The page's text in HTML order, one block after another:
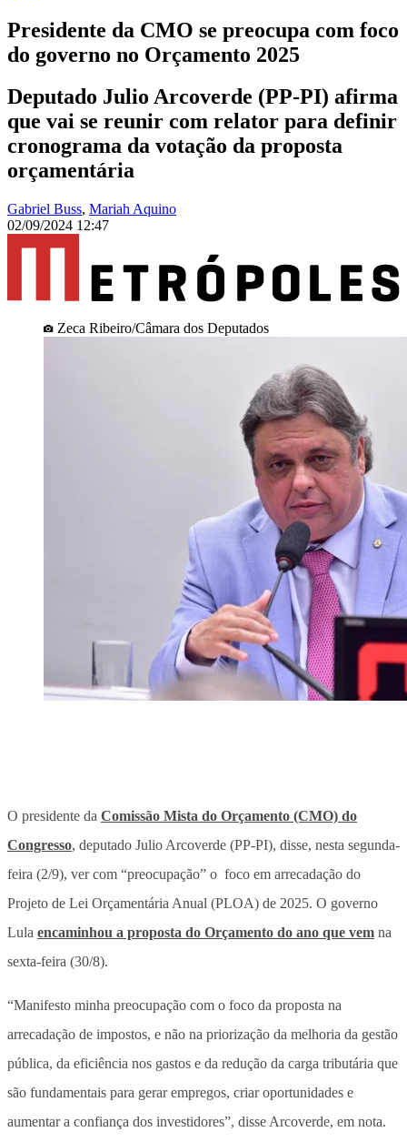
Presidente da CMO se preocupa com foco
do governo no Orçamento 2025
Deputado Julio Arcoverde (PP-PI) afirma
que vai se reunir com relator para definir
cronograma da votação da proposta
orçamentária
Gabriel Buss, Mariah Aquino
02/09/2024 12:47
Zeca Ribeiro/Câmara dos Deputados
O presidente da Comissão Mista do Orçamento (CMO) do
Congresso, deputado Julio Arcoverde (PP-PI), disse, nesta segunda-
feira (2/9), ver com “preocupação” o foco em arrecadação do
Projeto de Lei Orçamentária Anual (PLOA) de 2025. O governo
Lula encaminhou a proposta do Orçamento do ano que vem na
sexta-feira (30/8).
“Manifesto minha preocupação com o foco da proposta na
arrecadação de impostos, e não na priorização da melhoria da gestão
pública, da eficiência nos gastos e da redução da carga tributária que
são fundamentais para gerar empregos, criar oportunidades e
aumentar a confiança dos investidores”, disse Arcoverde, em nota.